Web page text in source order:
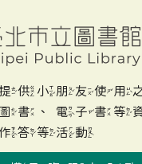
供小朋友使用
書、電子書等
答等活動